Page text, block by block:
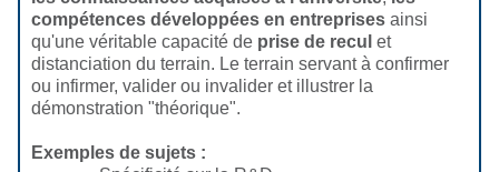
compétences développées en entreprises ainsi
qu'une véritable capacité de prise de recul et
distanciation du terrain. Le terrain servant à confirmer
ou infirmer, valider ou invalider et illustrer la
démonstration "théorique".
Exemples de sujets :